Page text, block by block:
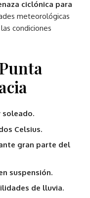
ciclónica para
meteorológicas
condiciones
soleado.
Celsius.
gran parte del
suspensión.
de lluvia.